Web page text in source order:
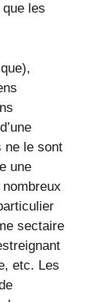
les
ne le sont
une
sectaire
etc. Les